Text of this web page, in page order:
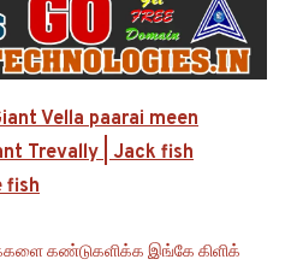
Vella paarai meen
Trevally | Jack fish
fish
கண்டுகளிக்க இங்கே கிளிக்